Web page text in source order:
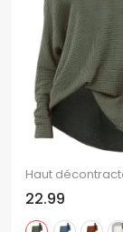
22.99